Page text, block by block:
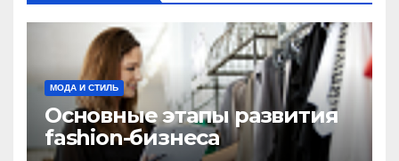
МОДА И СТИЛЬ
Основные этапы развития
fashion-бизнеса